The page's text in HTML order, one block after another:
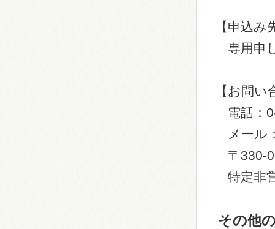
【申込み
専用申
【お問い
電話：
メール
〒330-
特定非
その他